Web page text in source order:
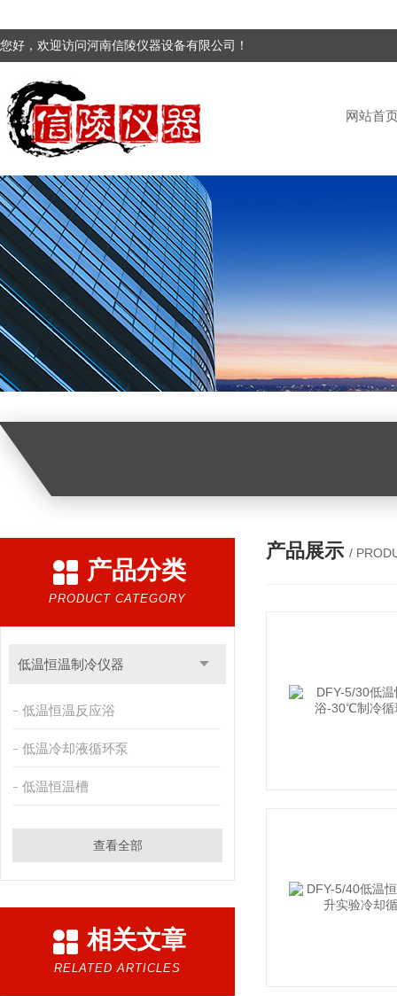
您好，欢迎访问河南信陵仪器设备有限公司！
网站首
产品分类
PRODUCT CATEGORY
低温恒温制冷仪器
低温恒温反应浴
低温冷却液循环泵
低温恒温槽
查看全部
相关文章
RELATED ARTICLES
产品展示 /